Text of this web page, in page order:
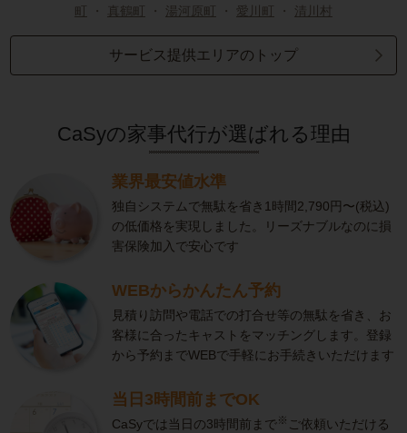
町 ・ 真鶴町 ・ 湯河原町 ・ 愛川町 ・ 清川村
サービス提供エリアのトップ
CaSyの家事代行が選ばれる理由
業界最安値水準
独自システムで無駄を省き1時間2,790円〜(税込)
の低価格を実現しました。リーズナブルなのに損
害保険加入で安心です
WEBからかんたん予約
見積り訪問や電話での打合せ等の無駄を省き、お
客様に合ったキャストをマッチングします。登録
から予約までWEBで手軽にお手続きいただけます
当日3時間前までOK
CaSyでは当日の3時間前まで※ ご依頼いただける